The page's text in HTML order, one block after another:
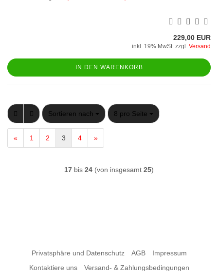
229,00 EUR
inkl. 19% MwSt. zzgl. Versand
IN DEN WARENKORB
Sortieren nach
Sortieren nach 8 pro Seite
pro Seite
« 1 2 3 4 »
17 bis 24 (von insgesamt 25)
Privatsphäre und Datenschutz AGB
Impressum
Kontaktiere uns
Versand- & Zahlungsbedingungen